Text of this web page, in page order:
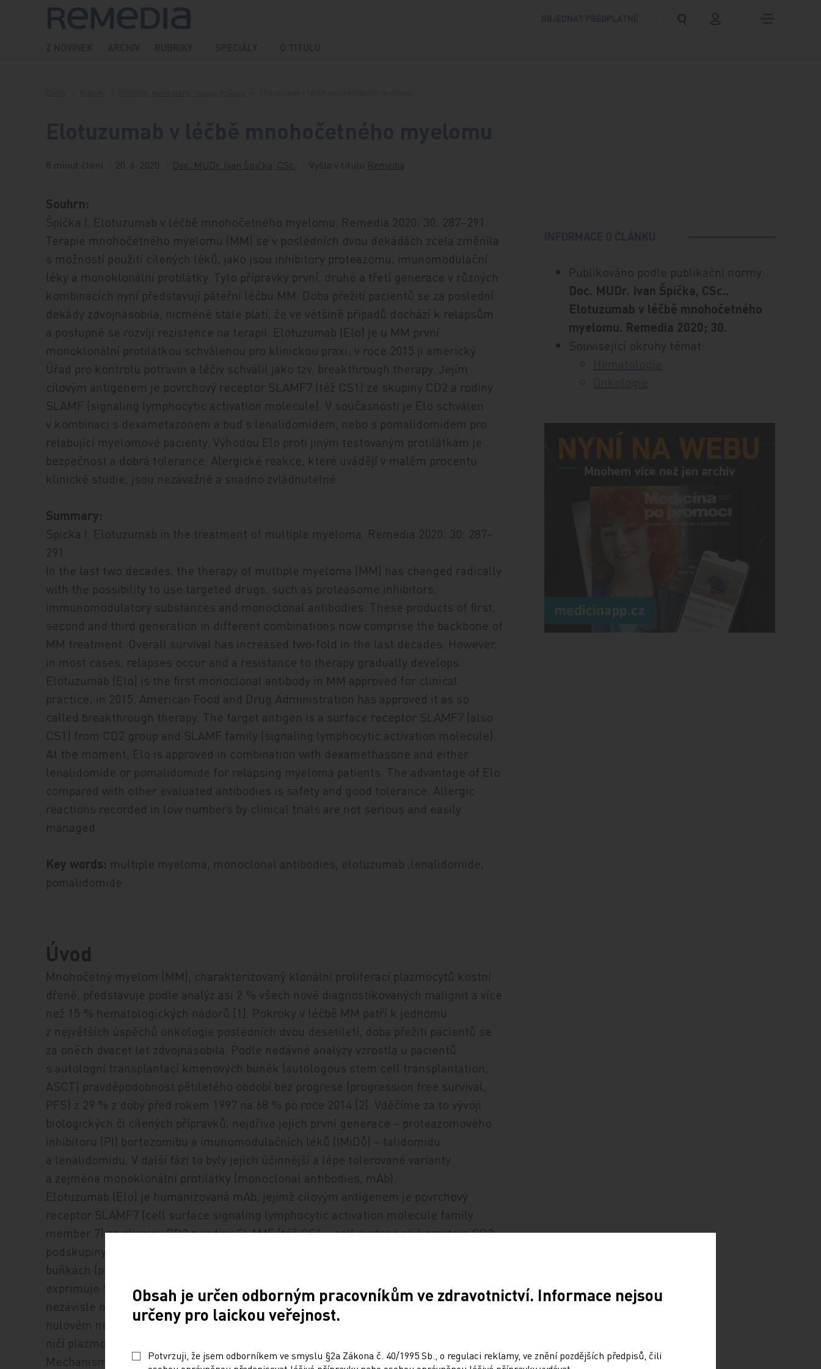
Přeskočit na obsah
8 minut čtení 20. 6. 2020 Doc. MUDr. Ivan Špička, CSc. Vyšlo v titulu Remedia
Souhrn:
Špička I. Elotuzumab v léčbě mnohočetného myelomu. Remedia 2020; 30: 287–291.
Terapie mnohočetného myelomu (MM) se v posledních dvou dekádách zcela změnila
s možností použití cílených léků, jako jsou inhibitory proteazomu, imunomodulační
léky a monoklonální protilátky. Tyto přípravky první, druhé a třetí generace v různých
kombinacích nyní představují páteřní léčbu MM. Doba přežití pacientů se za poslední
dekády zdvojnásobila, nicméně stále platí, že ve většině případů dochází k relapsům
a postupně se rozvíjí rezistence na terapii. Elotuzumab (Elo) je u MM první
monoklonální protilátkou schválenou pro klinickou praxi; v roce 2015 ji americký
Úřad pro kontrolu potravin a léčiv schválil jako tzv. breakthrough therapy. Jejím
cílovým antigenem je povrchový receptor SLAMF7 (též CS1) ze skupiny CD2 a rodiny
SLAMF (signaling lymphocytic activation molecule). V současnosti je Elo schválen
v kombinaci s dexametazonem a buď s lenalidomidem, nebo s pomalidomidem pro
relabující myelomové pacienty. Výhodou Elo proti jiným testovaným protilátkám je
bezpečnost a dobrá tolerance. Alergické reakce, které uvádějí v malém procentu
klinické studie, jsou nezávažné a snadno zvládnutelné.
Summary:
Spicka I. Elotuzumab in the treatment of multiple myeloma. Remedia 2020; 30: 287–
291.
In the last two decades, the therapy of multiple myeloma (MM) has changed radically
with the possibility to use targeted drugs, such as proteasome inhibitors,
immunomodulatory substances and monoclonal antibodies. These products of first,
second and third generation in different combinations now comprise the backbone of
MM treatment. Overall survival has increased two‑fold in the last decades. However,
in most cases, relapses occur and a resistance to therapy gradually develops.
Elotuzumab (Elo) is the first monoclonal antibody in MM approved for clinical
practice; in 2015, American Food and Drug Administration has approved it as so
called breakthrough therapy. The target antigen is a surface receptor SLAMF7 (also
CS1) from CD2 group and SLAMF family (signaling lymphocytic activation molecule).
At the moment, Elo is approved in combination with dexamethasone and either
lenalidomide or pomalidomide for relapsing myeloma patients. The advantage of Elo
compared with other evaluated antibodies is safety and good tolerance. Allergic
reactions recorded in low numbers by clinical trials are not serious and easily
managed.
Key words: multiple myeloma, monoclonal antibodies, elotuzumab ,lenalidomide,
pomalidomide
Úvod
Mnohočetný myelom (MM), charakterizovaný klonální proliferací plazmocytů kostní
dřeně, představuje podle analýz asi 2 % všech nově diagnostikovaných malignit a více
než 15 % hematologických nádorů [1]. Pokroky v léčbě MM patří k jednomu
z největších úspěchů onkologie posledních dvou desetiletí, doba přežití pacientů se
za oněch dvacet let zdvojnásobila. Podle nedávné analýzy vzrostla u pacientů
s autologní transplantací kmenových buněk (autologous stem cell transplantation,
ASCT) pravděpodobnost pětiletého období bez progrese (progression free survival,
PFS) z 29 % z doby před rokem 1997 na 68 % po roce 2014 [2]. Vděčíme za to vývoji
biologických či cílených přípravků, nejdříve jejich první generace − proteazomového
inhibitoru (PI) bortezomibu a imunomodulačních léků (IMiDů) − talidomidu
a lenalidomidu. V další fázi to byly jejich účinnější a lépe tolerované varianty
a zejména monoklonální protilátky (monoclonal antibodies, mAb).
Elotuzumab (Elo) je humanizovaná mAb, jejímž cílovým antigenem je povrchový
receptor SLAMF7 (cell surface signaling lymphocytic activation molecule family
member 7) ze skupiny CD2 a rodiny SLAMF (též CS1 – cell surface glykoprotein CD2,
podskupiny 1), glykoprotein s vysokou expresí na plazmatických buňkách a NK
buňkách (přirození zabíječi, natural killers). Více než 95 % plazmocytů kostní dřeně
exprimuje SLAMF7 a tato exprese je přítomna u všech podtypů myelomových populací
nezávisle na cytogenetických změnách nebo na počtu předchozích linií terapie [3]. Při
nulovém nebo velmi nízkém výskytu SLAMF7 na ostatních buňkách Elo selektivně
ničí plazmocyty s minimálními vedlejšími efekty.
Mechanismy účinku elotuzumabu zahrnují NK buňkami mediovanou na protilátkách
Publikováno podle publikační normy:
Doc. MUDr. Ivan Špička, CSc..
Elotuzumab v léčbě mnohočetného
myelomu. Remedia 2020; 30.
Související okruhy témat:
Obsah je určen odborným pracovníkům ve zdravotnictví. Informace nejsou
určeny pro laickou veřejnost.
Potvrzuji, že jsem odborníkem ve smyslu §2a Zákona č. 40/1995 Sb., o regulaci reklamy, ve znění pozdějších předpisů, čili